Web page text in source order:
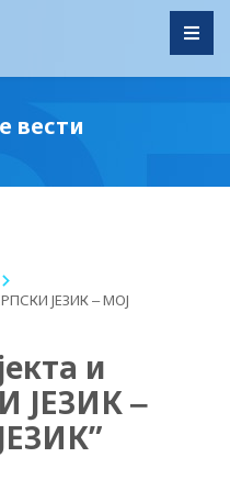
вести
/
ЈЕЗИК ‒ МОЈ
и
ЈЕЗИК ‒